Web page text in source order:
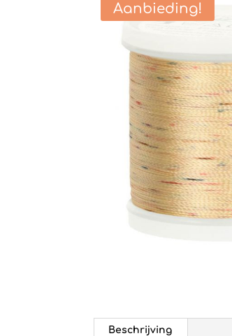
Aanbieding!
Beschrijving